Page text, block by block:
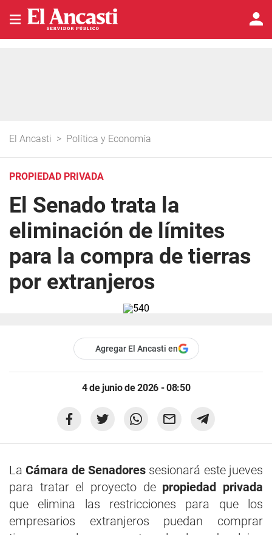
El Ancasti > Política y Economía
PROPIEDAD PRIVADA
El Senado trata la
eliminación de límites
para la compra de tierras
por extranjeros
Agregar El Ancasti en
4 de junio de 2026 - 08:50
La Cámara de Senadores sesionará este jueves
para tratar el proyecto de propiedad privada
que elimina las restricciones para que los
empresarios extranjeros puedan comprar